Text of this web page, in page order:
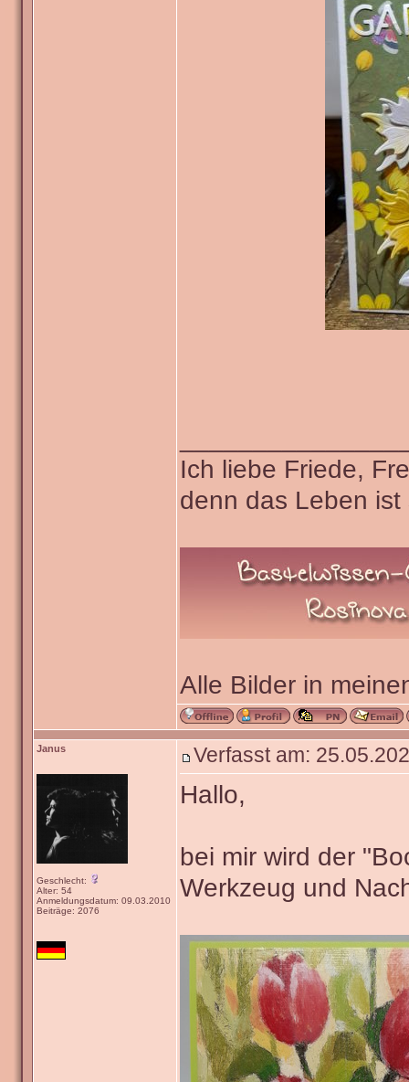
Ich liebe Friede,
denn das Leben
Alle Bilder in
Janus
Geschlecht:
Alter: 54
Anmeldungsdatum: 09.03.2010
Beiträge: 2076
Verfasst am:
Hallo,
bei mir wird der
Werkzeug und